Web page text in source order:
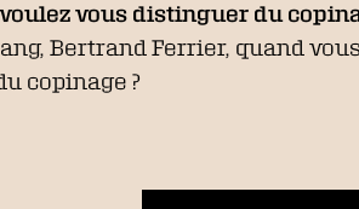
vous distinguer du
Bertrand Ferrier, quand
copinage ?